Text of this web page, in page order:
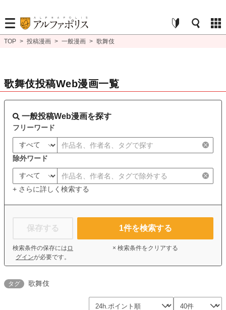
TOP > 投稿漫画 > 一般漫画 > 歌舞伎
歌舞伎投稿Web漫画一覧
一般投稿Web漫画を探す
フリーワード
除外ワード
+ さらに詳しく検索する
保存する
検索条件の保存には ロ
グインが必要です。
1件を検索する
× 検索条件をクリアする
タグ 歌舞伎